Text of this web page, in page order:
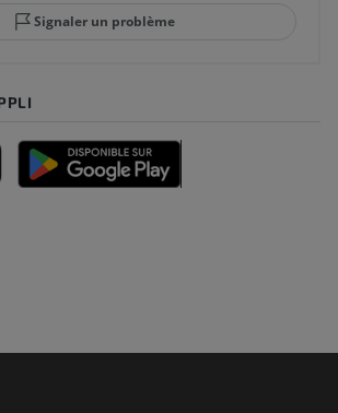
Signaler un problème